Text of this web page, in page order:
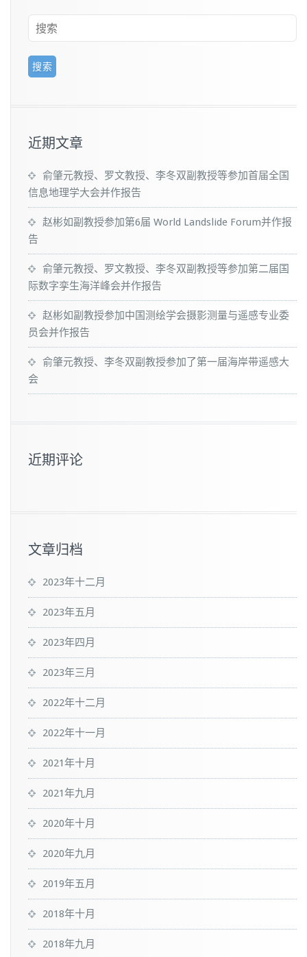
近期文章
俞肇元教授、罗文教授、李冬双副教授等参加首届全国
信息地理学大会并作报告
赵彬如副教授参加第6届 World Landslide Forum并作报
告
俞肇元教授、罗文教授、李冬双副教授等参加第二届国
际数字孪生海洋峰会并作报告
赵彬如副教授参加中国测绘学会摄影测量与遥感专业委
员会并作报告
俞肇元教授、李冬双副教授参加了第一届海岸带遥感大
会
近期评论
文章归档
2023年十二月
2023年五月
2023年四月
2023年三月
2022年十二月
2022年十一月
2021年十月
2021年九月
2020年十月
2020年九月
2019年五月
2018年十月
2018年九月